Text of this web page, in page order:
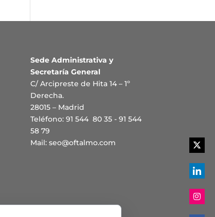
Sede Administrativa y
Secretaría General
C/ Arcipreste de Hita 14 – 1º
Derecha.
28015 – Madrid
Teléfono: 91 544 80 35 - 91 544
58 79
Mail:seo@oftalmo.com
on
Twitter
on